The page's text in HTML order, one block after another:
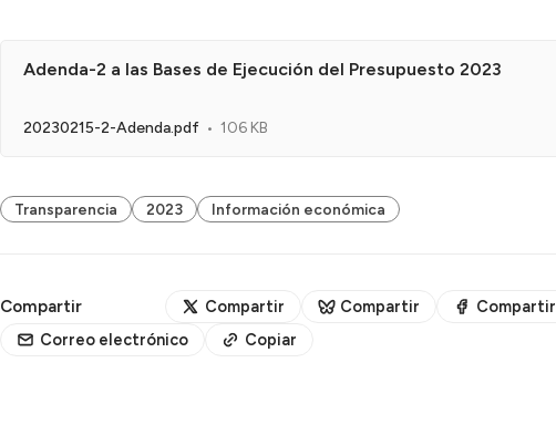
Adenda-2 a las Bases de Ejecución del Presupuesto 2023
20230215-2-Adenda.pdf 106 KB
Transparencia 2023 Información económica
Compartir Compartir Compartir Compartir
Correo electrónico
Copiar